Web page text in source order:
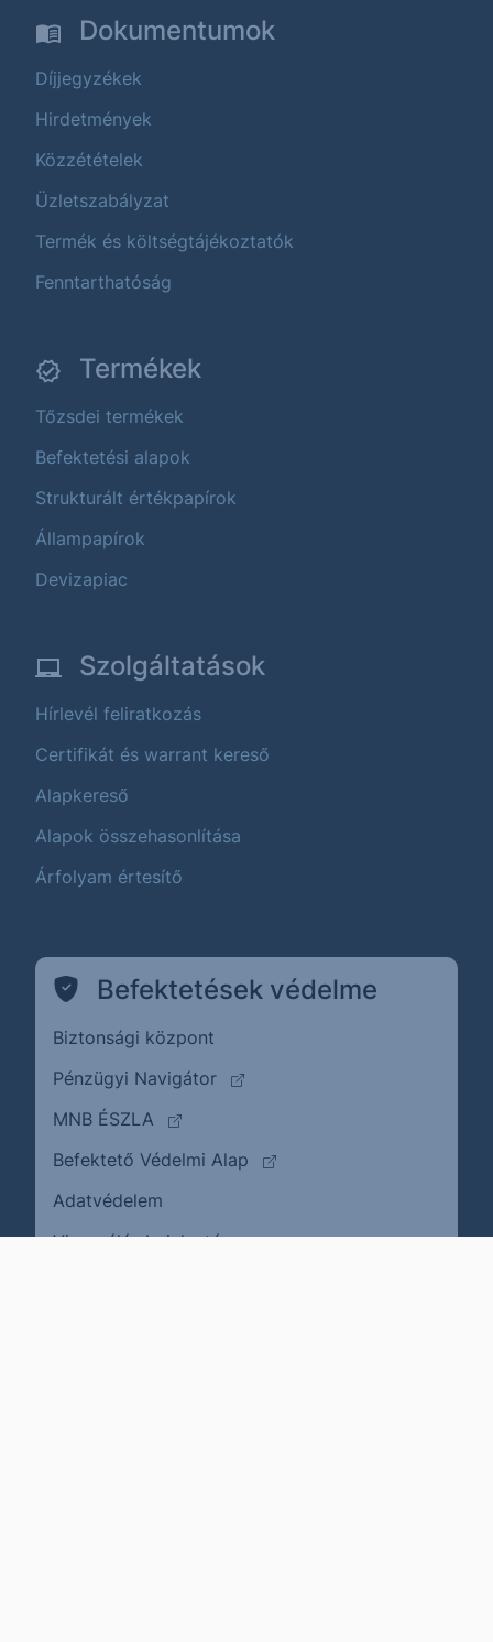
Dokumentumok
Díjjegyzékek
Hirdetmények
Közzétételek
Üzletszabályzat
Termék és költségtájékoztatók
Fenntarthatóság
Termékek
Tőzsdei termékek
Befektetési alapok
Strukturált értékpapírok
Állampapírok
Devizapiac
Szolgáltatások
Hírlevél feliratkozás
Certifikát és warrant kereső
Alapkereső
Alapok összehasonlítása
Árfolyam értesítő
Befektetések védelme
Biztonsági központ
Pénzügyi Navigátor
(külső oldalra ugrik)
MNB ÉSZLA
(külső oldalra ugrik)
Befektető Védelmi Alap
(külső oldalra ugrik)
Adatvédelem
Visszaélés bejelentése(külső oldalra ugrik)